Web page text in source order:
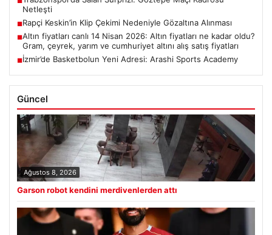
Netleşti
■Rapçi Keskin’in Klip Çekimi Nedeniyle Gözaltına Alınması
■Altın fiyatları canlı 14 Nisan 2026: Altın fiyatları ne kadar oldu?
Gram, çeyrek, yarım ve cumhuriyet altını alış satış fiyatları
■İzmir’de Basketbolun Yeni Adresi: Arashi Sports Academy
Güncel
Ağustos 8, 2026
Garson robot kendini merdivenlerden attı